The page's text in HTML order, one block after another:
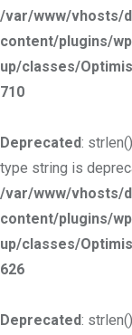
/var/www/vhosts/
content/plugins/
up/classes/
710
Deprecated:
type string is
/var/www/vhosts/
content/plugins/
up/classes/
626
Deprecated: